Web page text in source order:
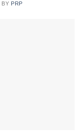
BY PRP